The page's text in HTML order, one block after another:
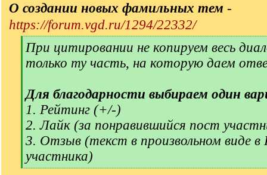
О создании новых фамильных тем -
https://forum.vgd.ru/1294/22332/
[
q
]
При цитировании не копируем весь
только ту часть, на которую даем
Для благодарности выбираем один
1. Рейтинг (+/-)
2. Лайк (за понравившийся пост
3. Отзыв (текст в произвольном виде
участника)
[